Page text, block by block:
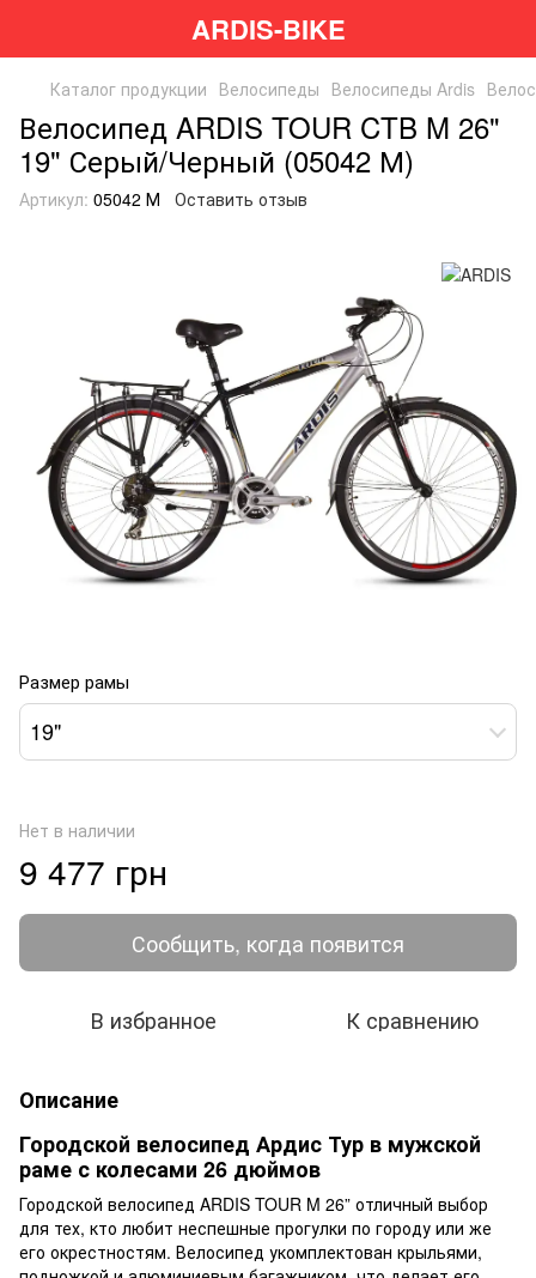
ARDIS-BIKE
Каталог продукции Велосипеды Велосипеды Ardis
Велосипед ARDIS TOUR CTB M 26"
19" Серый/Черный (05042 М)
Артикул: 05042 М Оставить отзыв
Размер рамы
19"
Нет в наличии
9 477 грн
Сообщить, когда появится
В избранное К сравнению
Описание
Городской велосипед Ардис Тур в мужской
раме с колесами 26 дюймов
Городской велосипед ARDIS TOUR M 26” отличный выбор
для тех, кто любит неспешные прогулки по городу или же
его окрестностям. Велосипед укомплектован крыльями,